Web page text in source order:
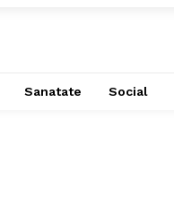
Sanatate Social